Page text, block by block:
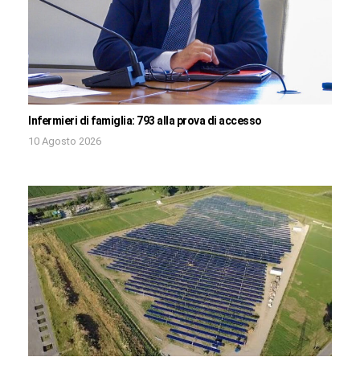
Infermieri di famiglia: 793 alla prova di accesso
10 Agosto 2026